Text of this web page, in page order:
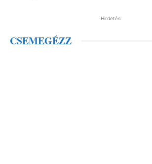
Hirdetés
CSEMEGÉZZ